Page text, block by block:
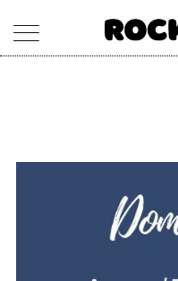
CONCERTI
RADIO